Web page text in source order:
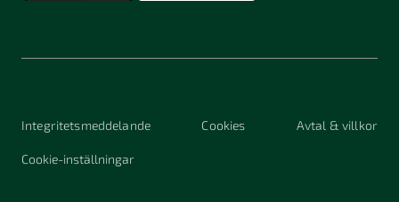
Integritetsmeddelande Cookies Avtal & villkor
Cookie-inställningar